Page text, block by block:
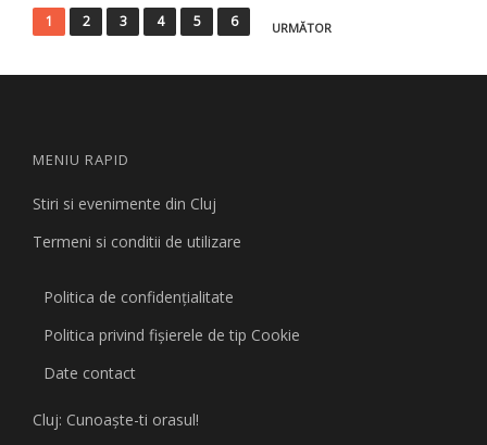
Paginație
1 2 3 4 5 6 URMĂTOR
MENIU RAPID
Stiri si evenimente din Cluj
Termeni si conditii de utilizare
Politica de confidențialitate
Politica privind fişierele de tip Cookie
Date contact
Cluj: Cunoaşte-ti orasul!